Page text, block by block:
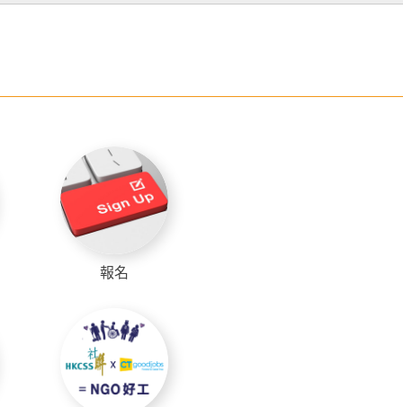
報名